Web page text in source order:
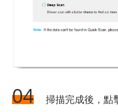
04
掃描完成後，點